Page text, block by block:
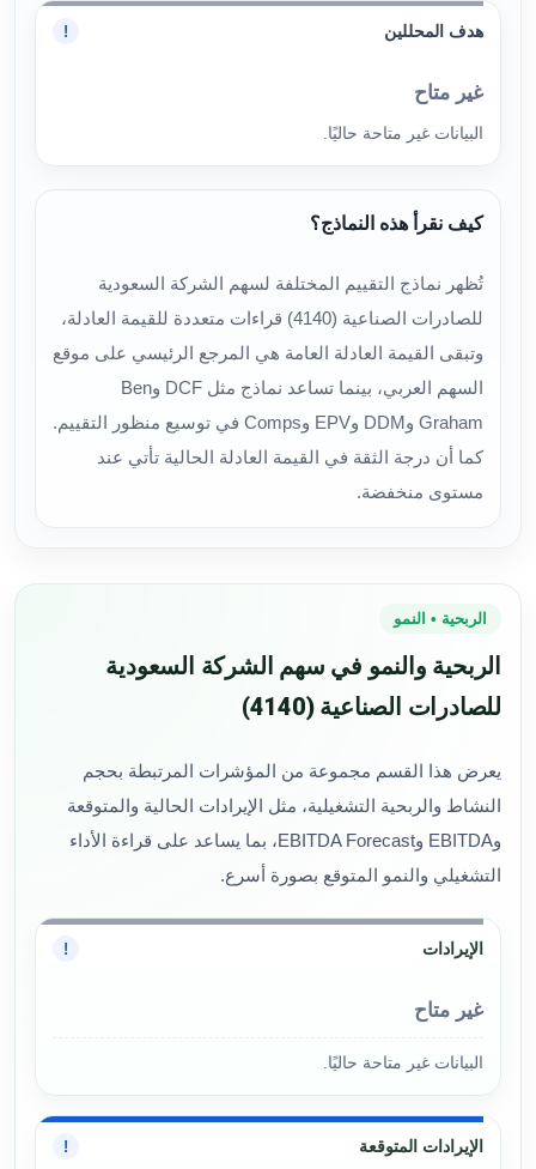
هدف المحللين !
غير متاح
البيانات غير متاحة حاليًا.
كيف نقرأ هذه النماذج؟
تُظهر نماذج التقييم المختلفة لسهم الشركة السعودية
للصادرات الصناعية (4140) قراءات متعددة للقيمة العادلة،
وتبقى القيمة العادلة العامة هي المرجع الرئيسي على موقع
السهم العربي، بينما تساعد نماذج مثل DCF وBen
Graham وDDM وEPV وComps في توسيع منظور التقييم.
كما أن درجة الثقة في القيمة العادلة الحالية تأتي عند
مستوى منخفضة.
الربحية • النمو
الربحية والنمو في سهم الشركة السعودية
للصادرات الصناعية (4140)
يعرض هذا القسم مجموعة من المؤشرات المرتبطة بحجم
النشاط والربحية التشغيلية، مثل الإيرادات الحالية والمتوقعة
وEBITDA وEBITDA Forecast، بما يساعد على قراءة الأداء
التشغيلي والنمو المتوقع بصورة أسرع.
الإيرادات !
غير متاح
البيانات غير متاحة حاليًا.
الإيرادات المتوقعة !